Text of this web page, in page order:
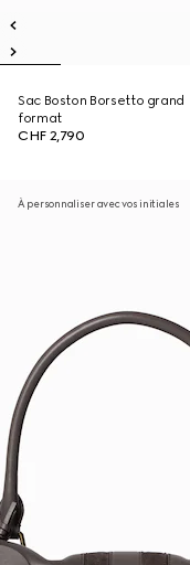
Sac Boston Borsetto grand
format
CHF 2,790
À personnaliser avec vos initiales